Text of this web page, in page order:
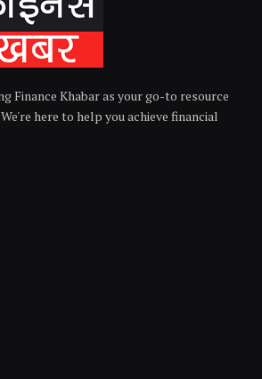
Finance Khabar as your go-to resource
here to help you achieve financial